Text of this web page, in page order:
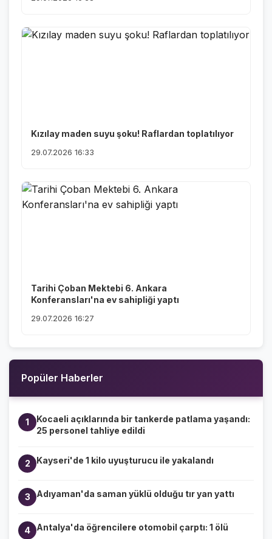
Kızılay maden suyu şoku! Raflardan toplatılıyor
29.07.2026 16:33
Tarihi Çoban Mektebi 6. Ankara
Konferansları'na ev sahipliği yaptı
29.07.2026 16:27
Popüler Haberler
1
Kocaeli açıklarında bir tankerde patlama yaşandı:
25 personel tahliye edildi
2 Kayseri'de 1 kilo uyuşturucu ile yakalandı
3 Adıyaman'da saman yüklü olduğu tır yan yattı
4 Antalya'da öğrencilere otomobil çarptı: 1 ölü